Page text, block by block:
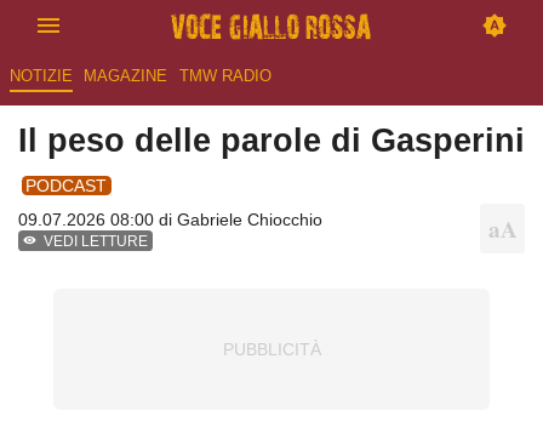
NOTIZIE MAGAZINE TMW RADIO
Il peso delle parole di Gasperini
PODCAST
09.07.2026 08:00 di Gabriele Chiocchio
VEDI LETTURE